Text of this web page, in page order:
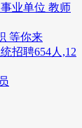
业单位 教师
等你来
招聘654人,12